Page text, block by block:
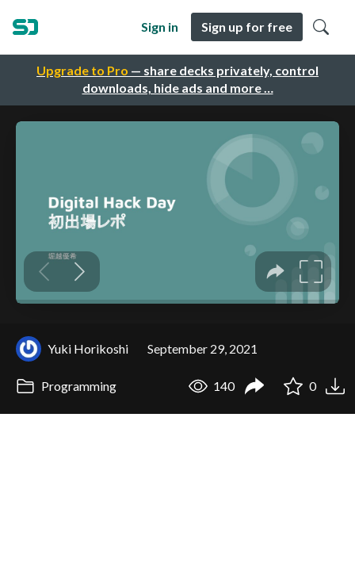
Upgrade to Pro — share decks privately, control
downloads, hide ads and more …
Sign in Sign up for free
Yuki Horikoshi September 29, 2021
Programming 140 0